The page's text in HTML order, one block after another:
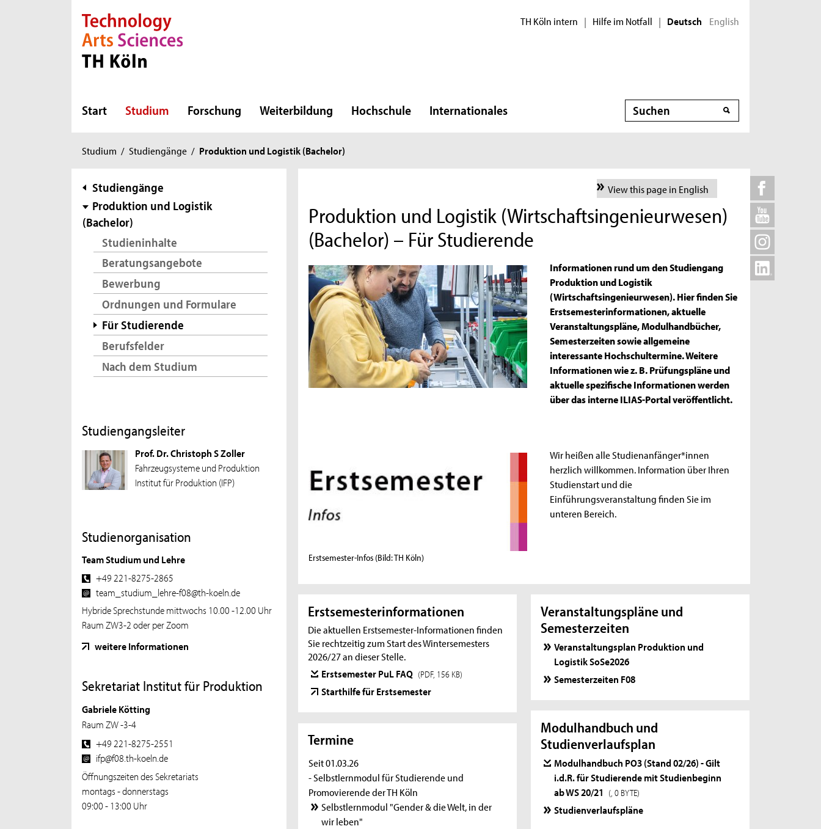
Direkt zur Hauptnavigation
Direkt zur Subnavigation
Direkt zum Inhalt
Direkt zum Fußbereich TH Köln intern | Hilfe im Notfall | Deutsch English
Start Studium Forschung Weiterbildung Hochschule Internationales Suche
Sie
hier:
Studium / Studiengänge / Produktion und Logistik (Bachelor)
Subnavigation
Studiengänge
Produktion und Logistik
(Bachelor)
Studieninhalte
Beratungsangebote
Bewerbung
Ordnungen und Formulare
Für Studierende
Berufsfelder
Nach dem Studium
Studiengangsleiter
Prof. Dr. Christoph S Zoller
Fahrzeugsysteme und Produktion
Institut für Produktion (IFP)
Studienorganisation
Team Studium und Lehre
+49 221-8275-2865
team_studium_lehre-f08@th-koeln.de
Hybride Sprechstunde mittwochs 10.00 -12.00 Uhr
Raum ZW3-2 oder per Zoom
weitere Informationen
Sekretariat Institut für Produktion
Gabriele Kötting
Raum ZW -3-4
+49 221-8275-2551
ifp@f08.th-koeln.de
Öffnungszeiten des Sekretariats
montags - donnerstags
09:00 - 13:00 Uhr
View this page in English
Produktion und Logistik (Wirtschaftsingenieurwesen)
(Bachelor) – Für Studierende
Informationen rund um den Studiengang
Produktion und Logistik
(Wirtschaftsingenieurwesen). Hier finden Sie
Erstsemesterinformationen, aktuelle
Veranstaltungspläne, Modulhandbücher,
Semesterzeiten sowie allgemeine
interessante Hochschultermine. Weitere
Informationen wie z. B. Prüfungspläne und
aktuelle spezifische Informationen werden
über das interne ILIAS-Portal veröffentlicht.
Erstsemester-Infos (Bild: TH Köln)
Wir heißen alle Studienanfänger*innen
herzlich willkommen. Information über Ihren
Studienstart und die
Einführungsveranstaltung finden Sie im
unteren Bereich.
Erstsemesterinformationen
Die aktuellen Erstsemester-Informationen finden
Sie rechtzeitig zum Start des Wintersemesters
2026/27 an dieser Stelle.
Erstsemester PuL FAQ (PDF, 156 KB)
Starthilfe für Erstsemester
Veranstaltungspläne und
Semesterzeiten
Veranstaltungsplan Produktion und
Logistik SoSe2026
Semesterzeiten F08
Modulhandbuch und
Studienverlaufsplan
Modulhandbuch PO3 (Stand 02/26) - Gilt
i.d.R. für Studierende mit Studienbeginn
ab WS 20/21 (, 0 BYTE)
Studienverlaufspläne
Termine
Seit 01.03.26
- Selbstlernmodul für Studierende und
Promovierende der TH Köln
Selbstlernmodul "Gender & die Welt, in der
wir leben"